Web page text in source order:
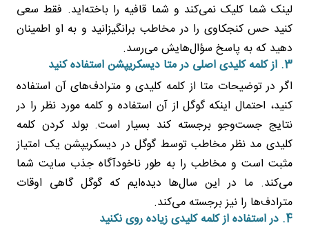
لینک شما کلیک نمی‌کند و شما قافیه را باخته‌اید. فقط سعی
کنید حس کنجکاوی را در مخاطب برانگیزانید و به او اطمینان
دهید که به پاسخ سؤال‌هایش می‌رسد.
3. از کلمه کلیدی اصلی در متا دیسکریپشن استفاده کنید
اگر در توضیحات متا از کلمه کلیدی و مترادف‌های آن استفاده
کنید، احتمال اینکه گوگل از آن استفاده و کلمه مورد نظر را در
نتایج جست‌وجو برجسته کند بسیار است. بولد کردن کلمه
کلیدی مد نظر مخاطب توسط گوگل در دیسکریپشن یک امتیاز
مثبت است و مخاطب را به طور ناخودآگاه جذب سایت شما
می‌کند. ما در این سال‌ها دیده‌ایم که گوگل گاهی اوقات
مترادف‌ها را نیز برجسته می‌کند.
4. در استفاده از کلمه کلیدی زیاده روی نکنید